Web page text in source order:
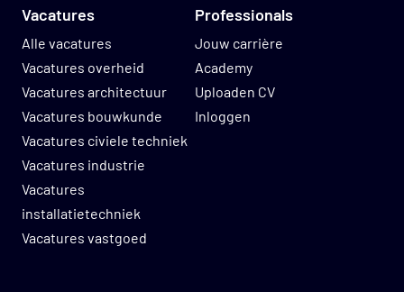
Vacatures
Alle vacatures
Vacatures overheid
Vacatures architectuur
Vacatures bouwkunde
Vacatures civiele techniek
Vacatures industrie
Vacatures
installatietechniek
Vacatures vastgoed
Professionals
Jouw carrière
Academy
Uploaden CV
Inloggen